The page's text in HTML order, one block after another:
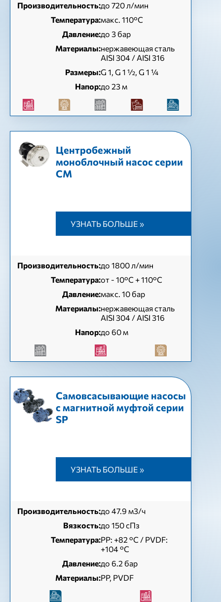
Производительность:до 720 л/мин
Температура:макс. 110°C
Давление:до 3 бар
Материалы:нержавеющая сталь
AISI 304 / AISI 316
Размеры:G 1, G 1 ½, G 1 ¼
Напор:до 23 м
Центробежный
моноблочный насос серии
СМ
УЗНАТЬ БОЛЬШЕ »
Производительность:до 1800 л/мин
Температура:от - 10°C + 110°C
Давление:макс. 10 бар
Материалы:нержавеющая сталь
AISI 304 / AISI 316
Напор:до 60 м
Самовсасывающие насосы
с магнитной муфтой серии
SP
УЗНАТЬ БОЛЬШЕ »
Производительность:до 47.9 м3/ч
Вязкость:до 150 сПз
Температура:РР: +82 °С / PVDF:
+104 °С
Давление:до 6.2 бар
Материалы:PP, PVDF